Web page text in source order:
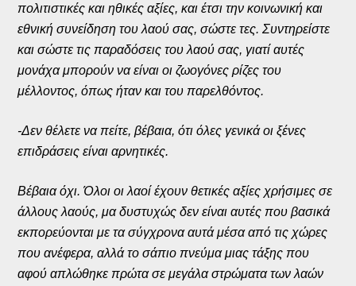
πολιτιστικές και ηθικές αξίες, και έτσι την κοινωνική και
εθνική συνείδηση του λαού σας, σώστε τες. Συντηρείστε
και σώστε τις παραδόσεις του λαού σας, γιατί αυτές
μονάχα μπορούν να είναι οι ζωογόνες ρίζες του
μέλλοντος, όπως ήταν και του παρελθόντος.
-Δεν θέλετε να πείτε, βέβαια, ότι όλες γενικά οι ξένες
επιδράσεις είναι αρνητικές.
Βέβαια όχι. Όλοι οι λαοί έχουν θετικές αξίες χρήσιμες σε
άλλους λαούς, μα δυστυχώς δεν είναι αυτές που βασικά
εκπορεύονται με τα σύγχρονα αυτά μέσα από τις χώρες
που ανέφερα, αλλά το σάπιο πνεύμα μιας τάξης που
αφού απλώθηκε πρώτα σε μεγάλα στρώματα των λαών